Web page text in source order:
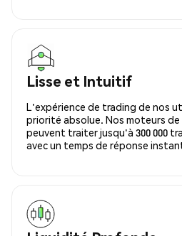
Lisse et Intuitif
L'expérience de trading de nos
priorité absolue. Nos moteurs de
peuvent traiter jusqu'à 300 000
avec un temps de réponse